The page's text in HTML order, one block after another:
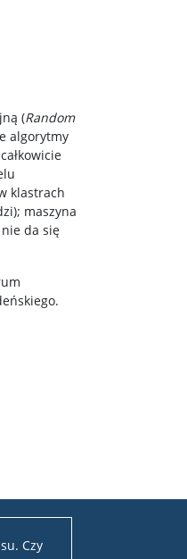
Czy
(Random
algorytmy
klastrach
maszyna
da się